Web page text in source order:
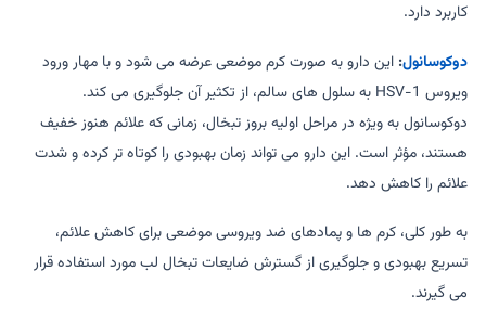
کاربرد دارد.
دوکوسانول: این دارو به صورت کرم موضعی عرضه می شود و با مهار ورود
ویروس HSV-1 به سلول های سالم، از تکثیر آن جلوگیری می کند.
دوکوسانول به ویژه در مراحل اولیه بروز تبخال، زمانی که علائم هنوز خفیف
هستند، مؤثر است. این دارو می تواند زمان بهبودی را کوتاه تر کرده و شدت
علائم را کاهش دهد.
به طور کلی، کرم ها و پمادهای ضد ویروسی موضعی برای کاهش علائم،
تسریع بهبودی و جلوگیری از گسترش ضایعات تبخال لب مورد استفاده قرار
می گیرند.